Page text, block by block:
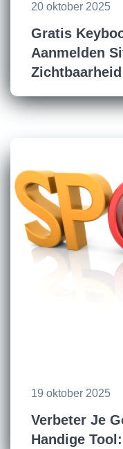
20 oktober 2025
Gratis
Aanmelden
Zichtbaarheid
19 oktober 2025
Verbeter Je
Handige